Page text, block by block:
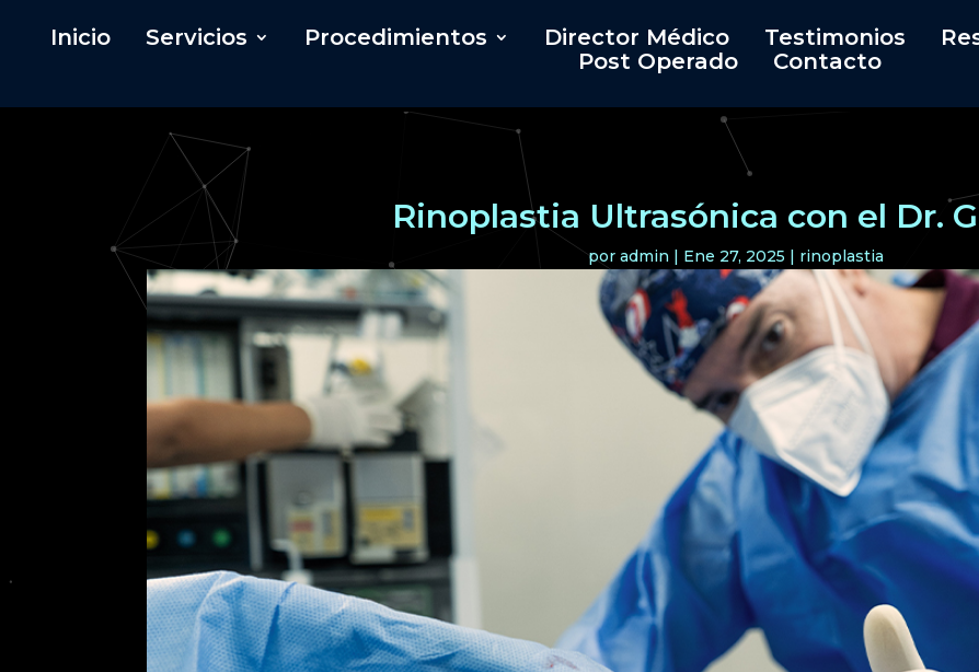
Inicio Servicios Procedimientos Director Médico Testimonios
Post Operado
Contacto
Rinoplastia Ultrasónica con el Dr.
por admin | Ene 27, 2025 | rinoplastia